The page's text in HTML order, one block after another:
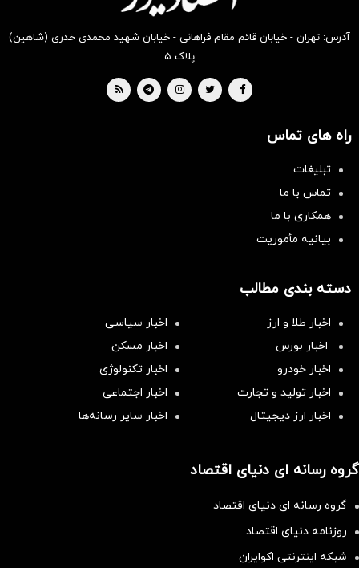
آدرس: تهران - خیابان قائم مقام فراهانی - خیابان شهید محمدی خدری (شاهین)
پلاک ۵
راه های تماس
تبلیغات
تماس با ما
همکاری با ما
بیانیه مأموریت
دسته بندی مطالب
اخبار طلا و ارز
اخبار سیاسی
اخبار بورس
اخبار مسکن
اخبار خودرو
اخبار تکنولوژی
اخبار تولید و تجارت
اخبار اجتماعی
اخبار ارز دیجیتال
اخبار سایر رسانه‌‌ها
گروه رسانه ای دنیای اقتصاد
گروه رسانه ای دنیای اقتصاد
روزنامه دنیای اقتصاد
شبکه اینترنتی اکوایران